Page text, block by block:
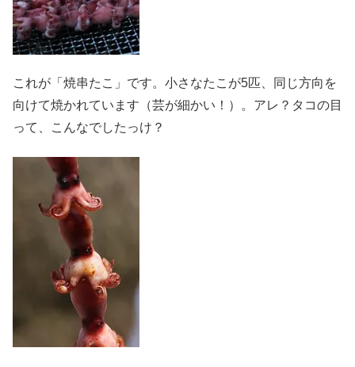
これが「焼串たこ」です。小さなたこが5匹、同じ方向を
向けて焼かれています（芸が細かい！）。アレ？タコの目
って、こんなでしたっけ？